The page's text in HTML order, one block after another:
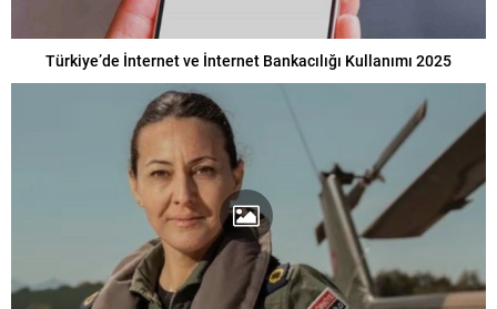
Türkiye’de İnternet ve İnternet Bankacılığı Kullanımı 2025